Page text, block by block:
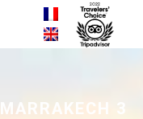
3